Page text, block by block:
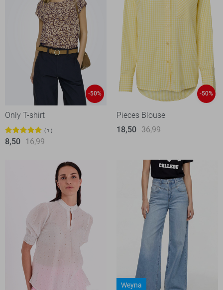
-50%
Only T-shirt
1
8,50 16,99
-50%
Pieces Blouse
18,50 36,99
Weyna